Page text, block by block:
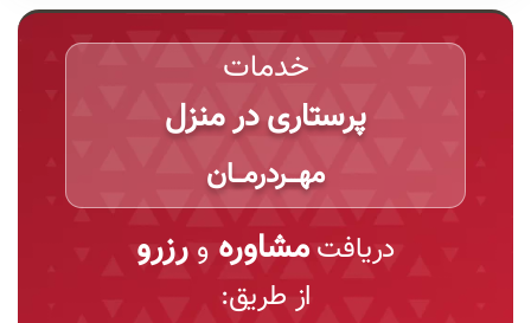
خدمات
پرستاری در منزل
مهـــردرمـــان
دریافتمشاورهو رزرو
از طریق: